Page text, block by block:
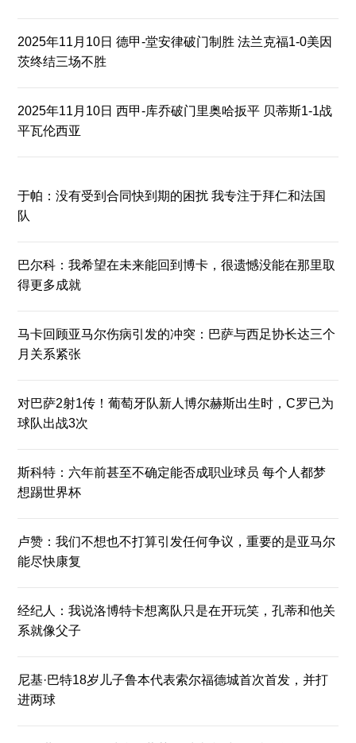
2025年11月10日 德甲-堂安律破门制胜 法兰克福1-0美因
茨终结三场不胜
2025年11月10日 西甲-库乔破门里奥哈扳平 贝蒂斯1-1战
平瓦伦西亚
于帕：没有受到合同快到期的困扰 我专注于拜仁和法国
队
巴尔科：我希望在未来能回到博卡，很遗憾没能在那里取
得更多成就
马卡回顾亚马尔伤病引发的冲突：巴萨与西足协长达三个
月关系紧张
对巴萨2射1传！葡萄牙队新人博尔赫斯出生时，C罗已为
球队出战3次
斯科特：六年前甚至不确定能否成职业球员 每个人都梦
想踢世界杯
卢赞：我们不想也不打算引发任何争议，重要的是亚马尔
能尽快康复
经纪人：我说洛博特卡想离队只是在开玩笑，孔蒂和他关
系就像父子
尼基·巴特18岁儿子鲁本代表索尔福德城首次首发，并打
进两球